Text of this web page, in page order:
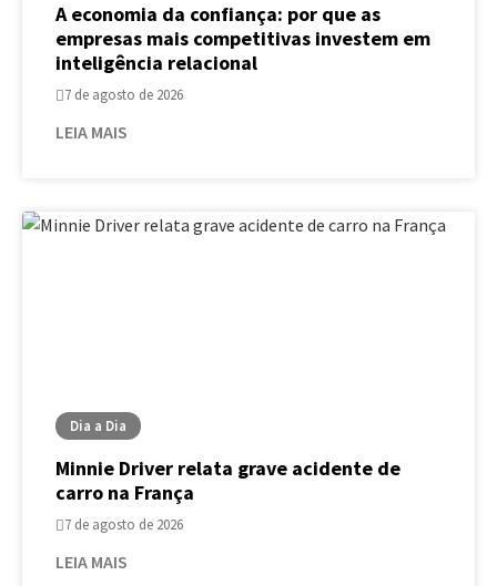
A economia da confiança: por que as
empresas mais competitivas investem em
inteligência relacional
7 de agosto de 2026
LEIA MAIS
Dia a Dia
Minnie Driver relata grave acidente de
carro na França
7 de agosto de 2026
LEIA MAIS